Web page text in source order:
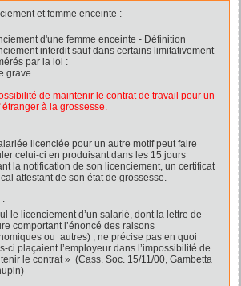
et femme enceinte :
d'une femme enceinte - Définition
interdit sauf dans certains limitativement
par la loi :
grave
de maintenir le contrat de travail pour un
étranger à la grossesse.
licenciée pour un autre motif peut faire
celui-ci en produisant dans les 15 jours
la notification de son licenciement, un certificat
attestant de son état de grossesse.
:
le licenciement d’un salarié, dont la lettre de
comportant l’énoncé des raisons
ou autres) , ne précise pas en quoi
ci plaçaient l’employeur dans l’impossibilité de
le contrat » (Cass. Soc. 15/11/00, Gambetta